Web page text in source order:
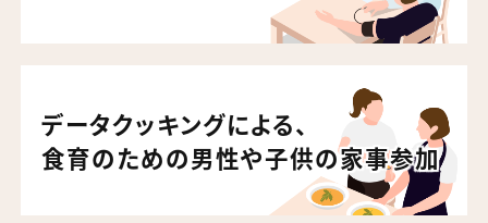
データクッキングによる、
食育のための男性や子供の家事参加